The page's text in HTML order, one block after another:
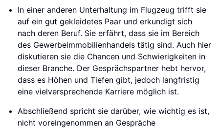
In einer anderen Unterhaltung im Flugzeug trifft sie
auf ein gut gekleidetes Paar und erkundigt sich
nach deren Beruf. Sie erfährt, dass sie im Bereich
des Gewerbeimmobilienhandels tätig sind. Auch hier
diskutieren sie die Chancen und Schwierigkeiten in
dieser Branche. Der Gesprächspartner hebt hervor,
dass es Höhen und Tiefen gibt, jedoch langfristig
eine vielversprechende Karriere möglich ist.
Abschließend spricht sie darüber, wie wichtig es ist,
nicht voreingenommen an Gespräche